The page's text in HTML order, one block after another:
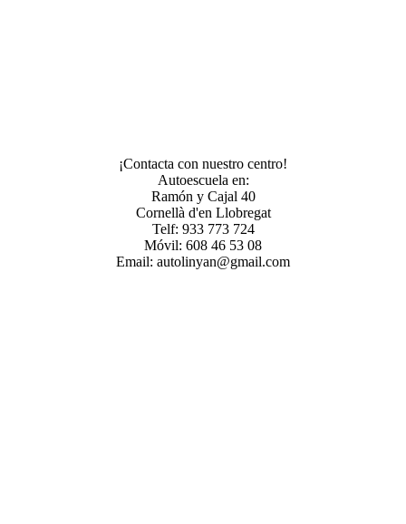
¡Contacta con nuestro centro!
Autoescuela en:
Ramón y Cajal 40
Cornellà d'en Llobregat
Telf: 933 773 724
Móvil: 608 46 53 08
Email: autolinyan@gmail.com